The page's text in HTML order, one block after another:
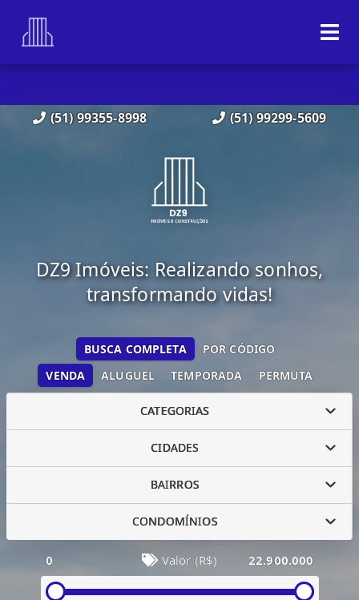
(51) 99355-8998 (51) 99299-5609
DZ9 Imóveis: Realizando sonhos,
transformando vidas!
VENDA ALUGUEL TEMPORADA PERMUTA
BUSCA COMPLETA POR CÓDIGO
CATEGORIAS
CIDADES
BAIRROS
CONDOMÍNIOS
0 Valor (R$) 22.900.000